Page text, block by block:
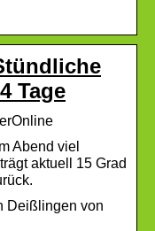
Tage
Abend viel
aktuell 15 Grad
Deißlingen von